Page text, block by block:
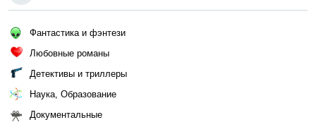
Фантастика и фэнтези
Любовные романы
Детективы и триллеры
Наука, Образование
Документальные